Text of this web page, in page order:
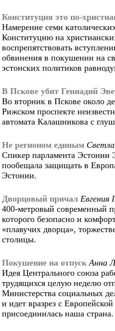
Конституция это по-
Намерение семи
Конституцию на
воспрепятствовать
обвинения в покушении на
эстонских политиков
В Пскове убит Геннадий
Во вторник в Пскове около
Рижском проспекте
автомата Калашникова с
Не регионом единым
Спикер парламента
пообещала защищать в
Эстонии.
Дворцовый причал
400-метровый современный
которого безопасно и
«плавучих дворца»,
столицы.
Покушение на отпуск Анна
Идея Центрального союза
трудящихся целую неделю
Министерства социальных
и идет вразрез с
присоединилась наша страна.